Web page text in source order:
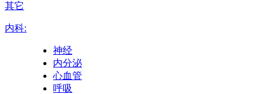
其它
内科:
神经
内分泌
心血管
呼吸